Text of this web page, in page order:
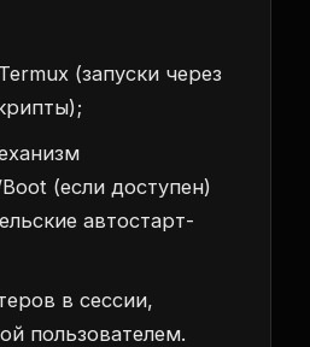
(запуски через
(если доступен)
автостарт-
в сессии,
пользователем.